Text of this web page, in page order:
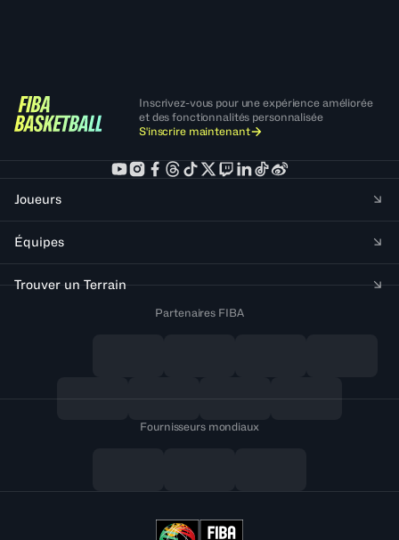
Inscrivez-vous pour une expérience améliorée
et des fonctionnalités personnalisée
S'inscrire maintenant
Joueurs
Équipes
Trouver un Terrain
Partenaires FIBA
Fournisseurs mondiaux